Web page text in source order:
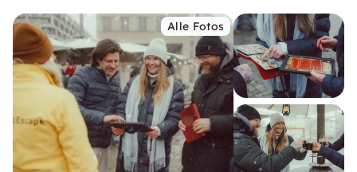
Alle Fotos